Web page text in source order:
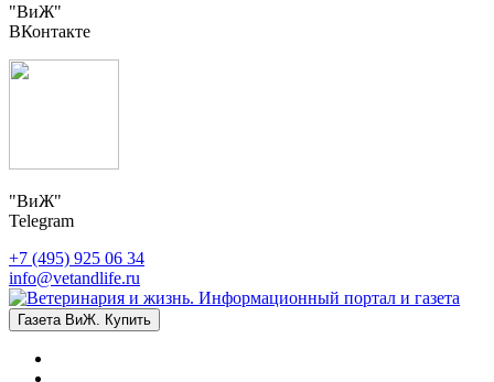
"ВиЖ"
ВКонтакте
"ВиЖ"
Telegram
+7 (495) 925 06 34
info@vetandlife.ru
Газета ВиЖ. Купить